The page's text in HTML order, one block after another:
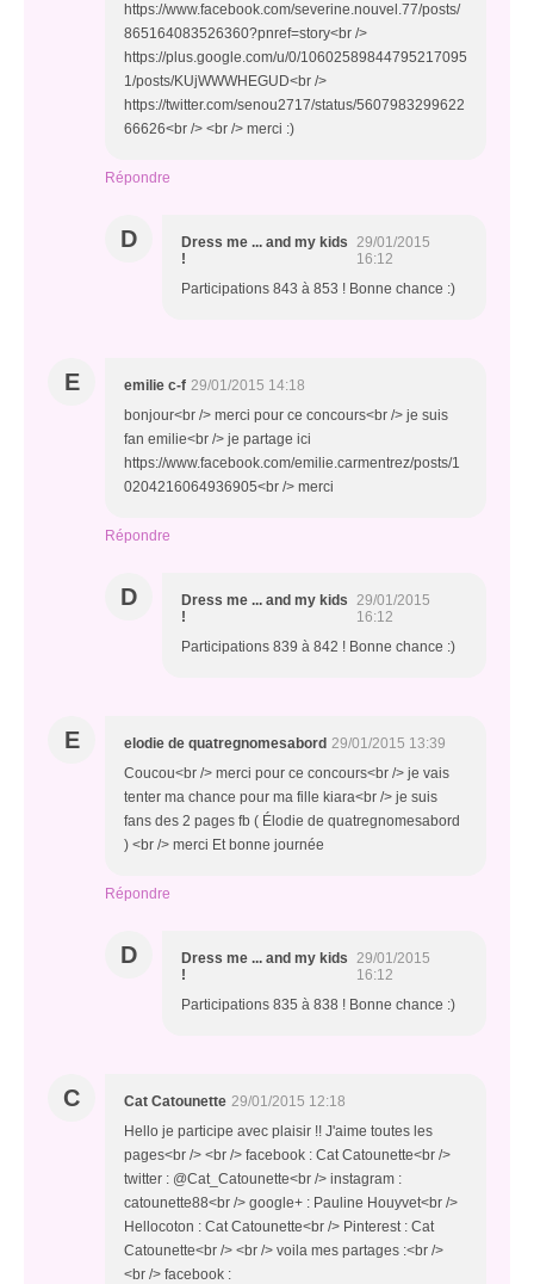
https://www.facebook.com/severine.nouvel.77/posts/
865164083526360?pnref=story<br />
https://plus.google.com/u/0/10602589844795217095
1/posts/KUjWWWHEGUD<br />
https://twitter.com/senou2717/status/5607983299622
66626<br /> <br /> merci :)
Répondre
D
Dress me ... and my kids
!
29/01/2015
16:12
Participations 843 à 853 ! Bonne chance :)
E emilie c-f 29/01/2015 14:18
bonjour<br /> merci pour ce concours<br /> je suis
fan emilie<br /> je partage ici
https://www.facebook.com/emilie.carmentrez/posts/1
0204216064936905<br /> merci
Répondre
D
Dress me ... and my kids
!
29/01/2015
16:12
Participations 839 à 842 ! Bonne chance :)
E elodie de quatregnomesabord 29/01/2015 13:39
Coucou<br /> merci pour ce concours<br /> je vais
tenter ma chance pour ma fille kiara<br /> je suis
fans des 2 pages fb ( Élodie de quatregnomesabord
) <br /> merci Et bonne journée
Répondre
D
Dress me ... and my kids
!
29/01/2015
16:12
Participations 835 à 838 ! Bonne chance :)
C Cat Catounette 29/01/2015 12:18
Hello je participe avec plaisir !! J'aime toutes les
pages<br /> <br /> facebook : Cat Catounette<br />
twitter : @Cat_Catounette<br /> instagram :
catounette88<br /> google+ : Pauline Houyvet<br />
Hellocoton : Cat Catounette<br /> Pinterest : Cat
Catounette<br /> <br /> voila mes partages :<br />
<br /> facebook :